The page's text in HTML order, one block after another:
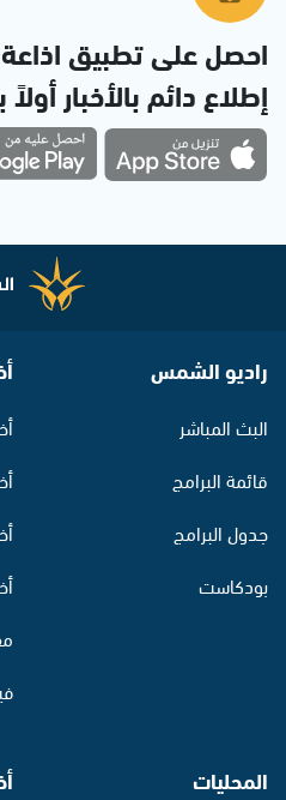
احصل على تطبيق
إطلاع دائم بالأخبار
راديو الشمس
البث المباشر
قائمة البرامج
جدول البرامج
بودكاست
المحليات